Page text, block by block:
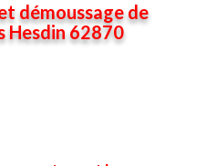
démoussage de
Hesdin 62870